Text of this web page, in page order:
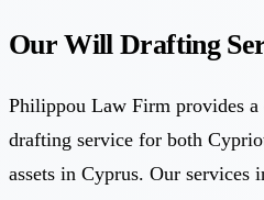
Our Will Drafting
Philippou Law Firm provides
drafting service for both
assets in Cyprus. Our services